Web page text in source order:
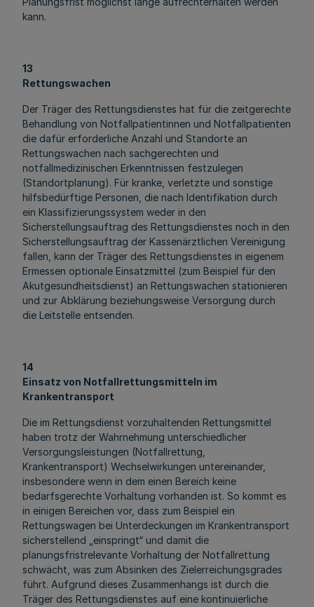
kann.
13
Rettungswachen
Der Träger des Rettungsdienstes hat für die zeitgerechte
Behandlung von Notfallpatientinnen und Notfallpatienten
die dafür erforderliche Anzahl und Standorte an
Rettungswachen nach sachgerechten und
notfallmedizinischen Erkenntnissen festzulegen
(Standortplanung). Für kranke, verletzte und sonstige
hilfsbedürftige Personen, die nach Identifikation durch
ein Klassifizierungssystem weder in den
Sicherstellungsauftrag des Rettungsdienstes noch in den
Sicherstellungsauftrag der Kassenärztlichen Vereinigung
fallen, kann der Träger des Rettungsdienstes in eigenem
Ermessen optionale Einsatzmittel (zum Beispiel für den
Akutgesundheitsdienst) an Rettungswachen stationieren
und zur Abklärung beziehungsweise Versorgung durch
die Leitstelle entsenden.
14
Einsatz von Notfallrettungsmitteln im
Krankentransport
Die im Rettungsdienst vorzuhaltenden Rettungsmittel
haben trotz der Wahrnehmung unterschiedlicher
Versorgungsleistungen (Notfallrettung,
Krankentransport) Wechselwirkungen untereinander,
insbesondere wenn in dem einen Bereich keine
bedarfsgerechte Vorhaltung vorhanden ist. So kommt es
in einigen Bereichen vor, dass zum Beispiel ein
Rettungswagen bei Unterdeckungen im Krankentransport
sicherstellend „einspringt“ und damit die
planungsfristrelevante Vorhaltung der Notfallrettung
schwächt, was zum Absinken des Zielerreichungsgrades
führt. Aufgrund dieses Zusammenhangs ist durch die
Träger des Rettungsdienstes auf eine kontinuierliche